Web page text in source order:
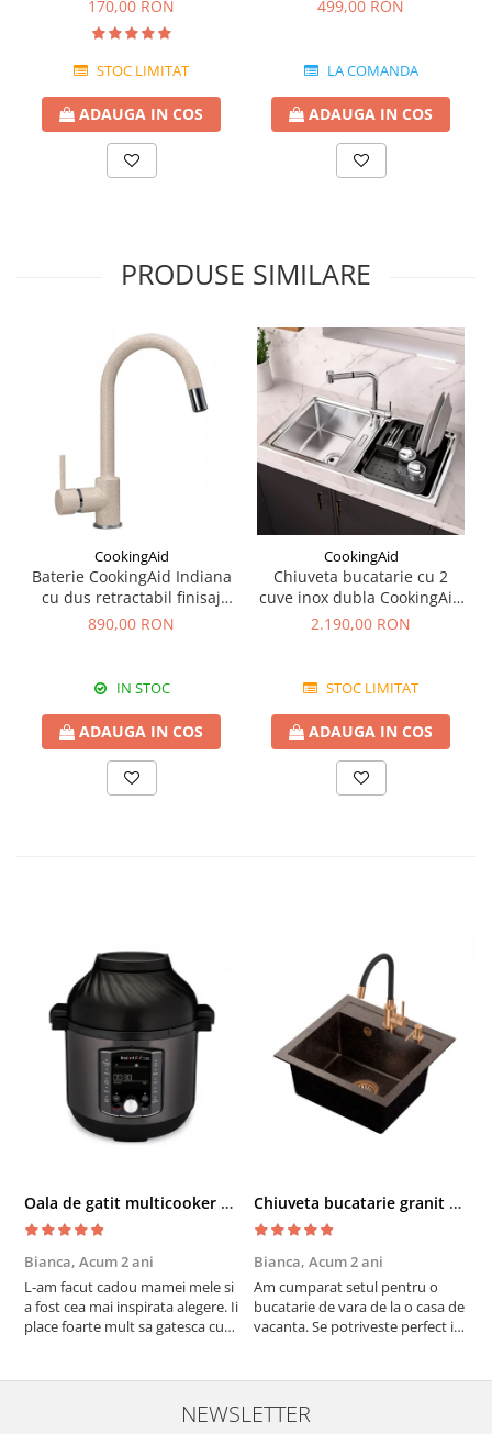
170,00 RON
STOC LIMITAT
ADAUGA IN COS
499,00 RON
LA COMANDA
ADAUGA IN COS
PRODUSE SIMILARE
CookingAid
Baterie CookingAid Indiana
cu dus retractabil finisaj
granit Bej Pigmentat /
890,00 RON
IN STOC
ADAUGA IN COS
CookingAid
Chiuveta bucatarie cu 2
cuve inox dubla CookingAid
FUSION 86BB
2.190,00 RON
STOC LIMITAT
ADAUGA IN COS
Oala de gatit multicooker 11 functii Instant Pot Pro Crisp 8 + Air Fryer 7.6 lt
Bianca, Acum 2 ani
L-am facut cadou mamei mele si
a fost cea mai inspirata alegere. Ii
place foarte mult sa gatesca cu
cratita...ma gandesc serios sa imi
cumpar si eu! Recomand mult !
Chiuveta bucatarie granit cu finisaj negru perlat/cupru Steingran Art Copper cu dozator si baterie Quadron
Bianca, Acum 2 ani
Am cumparat setul pentru o
bucatarie de vara de la o casa de
vacanta. Se potriveste perfect in
buna, recomand cu drag !
NEWSLETTER